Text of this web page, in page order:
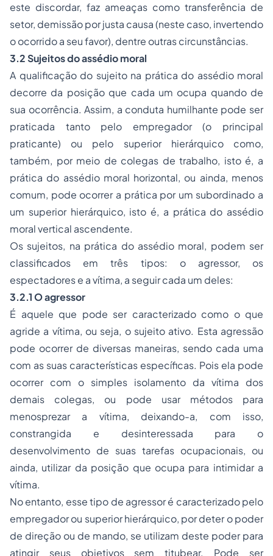
este discordar, faz ameaças como transferência de
setor, demissão por justa causa (neste caso, invertendo
o ocorrido a seu favor), dentre outras circunstâncias.
3.2 Sujeitos do assédio moral
A qualificação do sujeito na prática do assédio moral
decorre da posição que cada um ocupa quando de
sua ocorrência. Assim, a conduta humilhante pode ser
praticada tanto pelo empregador (o principal
praticante) ou pelo superior hierárquico como,
também, por meio de colegas de trabalho, isto é, a
prática do assédio moral horizontal, ou ainda, menos
comum, pode ocorrer a prática por um subordinado a
um superior hierárquico, isto é, a prática do assédio
moral vertical ascendente.
Os sujeitos, na prática do assédio moral, podem ser
classificados em três tipos: o agressor, os
espectadores e a vítima, a seguir cada um deles:
3.2.1 O agressor
É aquele que pode ser caracterizado como o que
agride a vítima, ou seja, o sujeito ativo. Esta agressão
pode ocorrer de diversas maneiras, sendo cada uma
com as suas características específicas. Pois ela pode
ocorrer com o simples isolamento da vítima dos
demais colegas, ou pode usar métodos para
menosprezar a vítima, deixando-a, com isso,
constrangida e desinteressada para o
desenvolvimento de suas tarefas ocupacionais, ou
ainda, utilizar da posição que ocupa para intimidar a
vítima.
No entanto, esse tipo de agressor é caracterizado pelo
empregador ou superior hierárquico, por deter o poder
de direção ou de mando, se utilizam deste poder para
atingir seus objetivos sem titubear. Pode ser